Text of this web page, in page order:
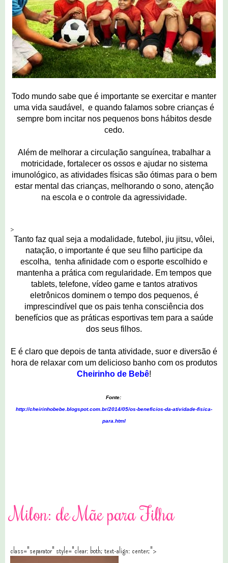
Todo mundo sabe que é importante se exercitar e manter
uma vida saudável, e quando falamos sobre crianças é
sempre bom incitar nos pequenos bons hábitos desde
cedo.
Além de melhorar a circulação sanguínea, trabalhar a
motricidade, fortalecer os ossos e ajudar no sistema
imunológico, as atividades físicas são ótimas para o bem
estar mental das crianças, melhorando o sono, atenção
na escola e o controle da agressividade.
>
Tanto faz qual seja a modalidade, futebol, jiu jitsu, vôlei,
natação, o importante é que seu filho participe da
escolha, tenha afinidade com o esporte escolhido e
mantenha a prática com regularidade. Em tempos que
tablets, telefone, vídeo game e tantos atrativos
eletrônicos dominem o tempo dos pequenos, é
imprescindível que os pais tenha consciência dos
benefícios que as práticas esportivas tem para a saúde
dos seus filhos.
E é claro que depois de tanta atividade, suor e diversão é
hora de relaxar com um delicioso banho com os produtos
Cheirinho de Bebê!
Fonte:
http://cheirinhobebe.blogspot.com.br/2014/05/os-beneficios-da-atividade-fisica-
para.html
Milon: de Mãe para Filha
class="separator" style="clear: both; text-align: center;">